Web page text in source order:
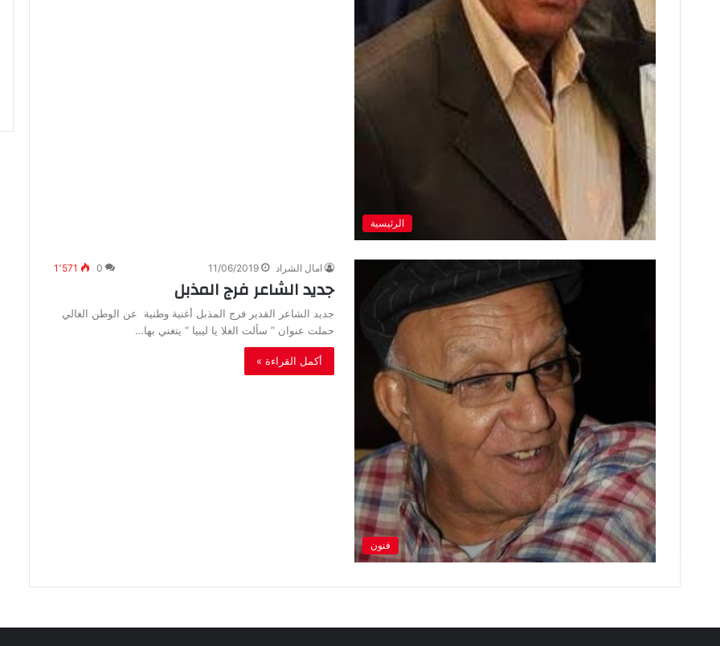
الرئيسية
فنون
امال الشراد 11/06/2019
0 1٬571
جديد الشاعر فرج المذبل
جديد الشاعر القدير فرج المذبل أغنية وطنية عن الوطن الغالي
حملت عنوان ” سألت الغلا يا ليبيا “ يتغني بها…
أكمل القراءة »